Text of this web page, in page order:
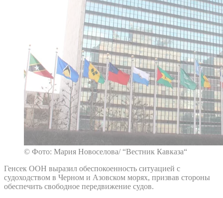
© Фото: Мария Новоселова/ “Вестник Кавказа“
Генсек ООН выразил обеспокоенность ситуацией с
судоходством в Черном и Азовском морях, призвав стороны
обеспечить свободное передвижение судов.